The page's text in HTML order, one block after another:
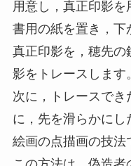
用意し，真正印影
書用の紙を置き，下
真正印影を，穂先の
影をトレースします。
次に，トレースで
に，先を滑らかにし
絵画の点描画の技法